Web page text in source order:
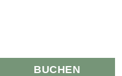
BUCHEN